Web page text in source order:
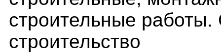
строительные
строительство